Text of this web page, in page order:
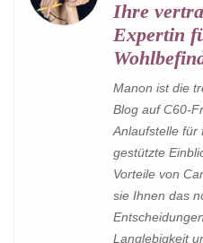
Ihre
Expertin
Manon ist die
Blog auf C60-
Anlaufstelle für
gestützte
Vorteile von
sie Ihnen das
Langlebigkeit